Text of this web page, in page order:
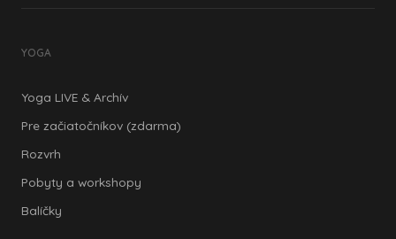
YOGA
Yoga LIVE & Archív
Pre začiatočníkov (zdarma)
Rozvrh
Pobyty a workshopy
Balíčky